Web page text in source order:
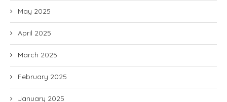
May 2025
April 2025
March 2025
February 2025
January 2025